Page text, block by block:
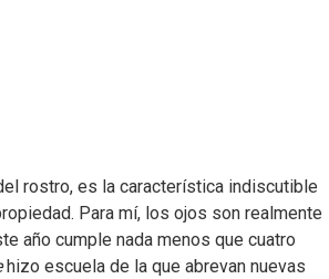
rostro, es la característica indiscutible
Para mí, los ojos son realmente
año cumple nada menos que cuatro
hizo escuela de la que abrevan nuevas